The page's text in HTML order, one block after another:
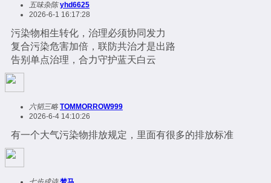
五味杂陈 yhd6625
2026-6-1 16:17:28
污染物相生转化，治理必须协同发力
复合污染危害加倍，联防共治才是出路
告别单点治理，合力守护蓝天白云
六韬三略 TOMMORROW999
2026-6-4 14:10:26
有一个大气污染物排放规定，里面有很多的排放标准